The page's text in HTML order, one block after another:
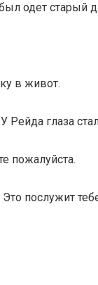
одет старый
в живот.
У Рейда глаза
пожалуйста.
послужит